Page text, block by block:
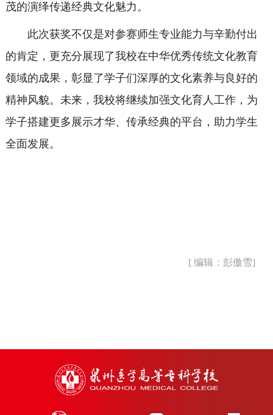
茂的演绎传递经典文化魅力。
此次获奖不仅是对参赛师生专业能力与辛勤付出
的肯定，更充分展现了我校在中华优秀传统文化教育
领域的成果，彰显了学子们深厚的文化素养与良好的
精神风貌。未来，我校将继续加强文化育人工作，为
学子搭建更多展示才华、传承经典的平台，助力学生
全面发展。
[ 编辑：彭傲雪]